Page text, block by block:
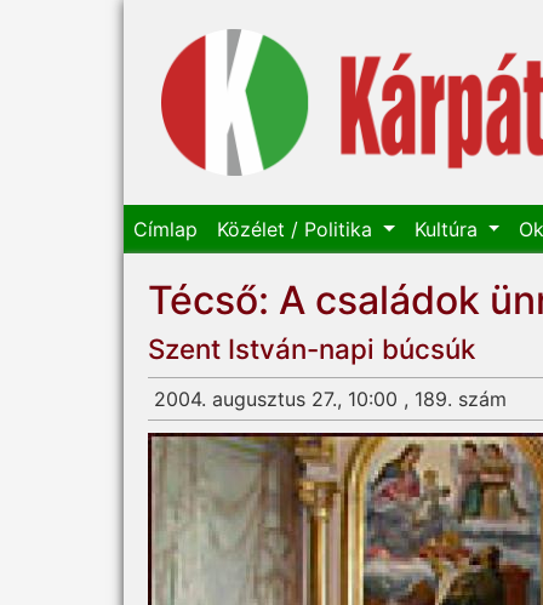
Címlap Közélet / Politika Kultúra
Técső: A családok
Szent István-napi búcsúk
2004. augusztus 27., 10:00 , 189. szám